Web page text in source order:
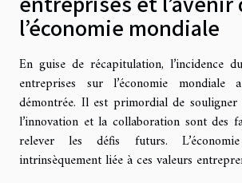
l’économie mondiale
En guise de récapitulation, l’incidence
entreprises sur l’économie mondiale
démontrée. Il est primordial de
l’innovation et la collaboration sont des
relever les défis futurs.
intrinsèquement liée à ces valeurs